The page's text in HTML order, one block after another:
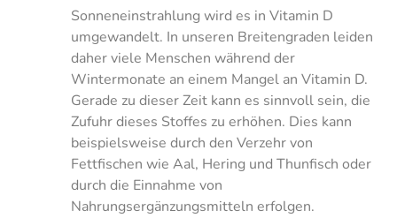
Sonneneinstrahlung wird es in Vitamin D
umgewandelt. In unseren Breitengraden leiden
daher viele Menschen während der
Wintermonate an einem Mangel an Vitamin D.
Gerade zu dieser Zeit kann es sinnvoll sein, die
Zufuhr dieses Stoffes zu erhöhen. Dies kann
beispielsweise durch den Verzehr von
Fettfischen wie Aal, Hering und Thunfisch oder
durch die Einnahme von
Nahrungsergänzungsmitteln erfolgen.